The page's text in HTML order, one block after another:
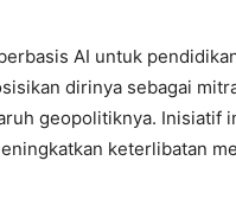
AI untuk
dirinya sebagai
geopolitiknya. Inisiatif
keterlibatan